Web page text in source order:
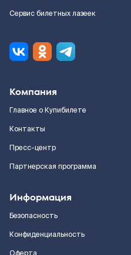
Сервис билетных лазеек
Компания
Главное о Купибилете
Контакты
Пресс-центр
Партнерская программа
Информация
Безопасность
Конфиденциальность